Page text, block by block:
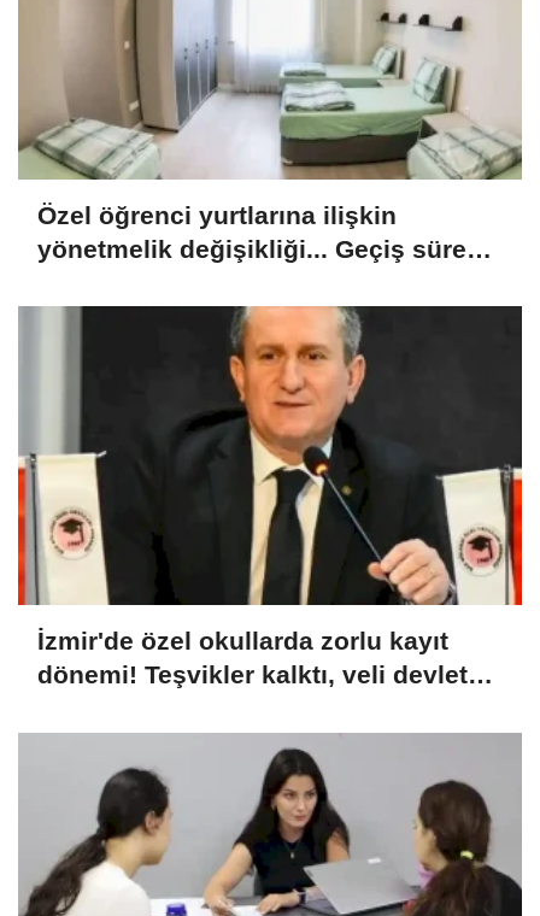
Özel öğrenci yurtlarına ilişkin
yönetmelik değişikliği... Geçiş süresi
İzmir'de özel okullarda zorlu kayıt
dönemi! Teşvikler kalktı, veli devlet